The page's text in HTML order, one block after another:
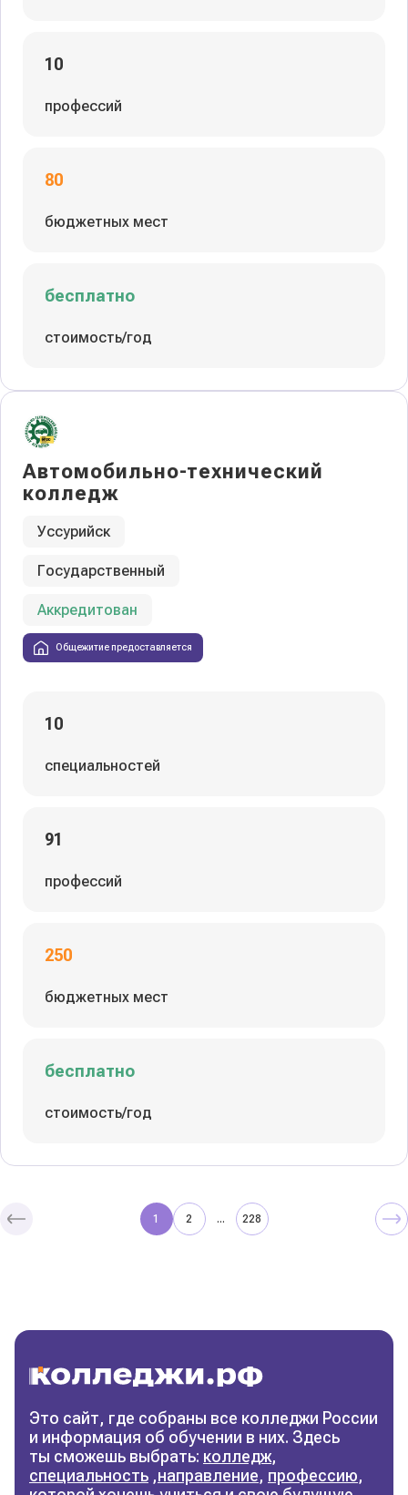
10
профессий
80
бюджетных мест
бесплатно
стоимость/год
Автомобильно-технический
колледж
Уссурийск
Государственный
Аккредитован
Общежитие предоставляется
10
специальностей
91
профессий
250
бюджетных мест
бесплатно
стоимость/год
колледж
Фильтры
Сбросить фильтры
1 2 ... 228
Это сайт, где собраны все колледжи России
и информация об обучении в них. Здесь
ты сможешь выбрать: колледж,
специальность ,направление, профессию,